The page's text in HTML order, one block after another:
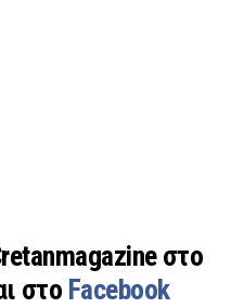
στο
στο Facebook